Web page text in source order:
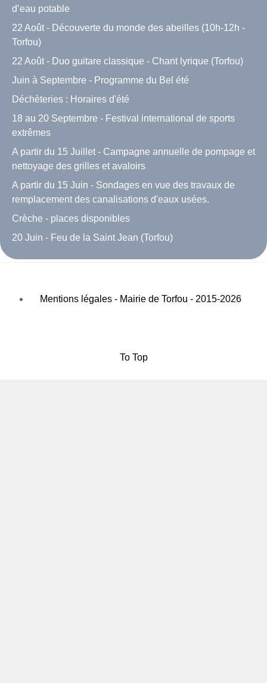
d’eau potable
22 Août - Découverte du monde des abeilles (10h-12h -
Torfou)
22 Août - Duo guitare classique - Chant lyrique (Torfou)
Juin à Septembre - Programme du Bel été
Déchèteries : Horaires d'été
18 au 20 Septembre - Festival international de sports
extrêmes
A partir du 15 Juillet - Campagne annuelle de pompage et
nettoyage des grilles et avaloirs
A partir du 15 Juin - Sondages en vue des travaux de
remplacement des canalisations d'eaux usées.
Crèche - places disponibles
20 Juin - Feu de la Saint Jean (Torfou)
Mentions légales - Mairie de Torfou - 2015-2026
To Top